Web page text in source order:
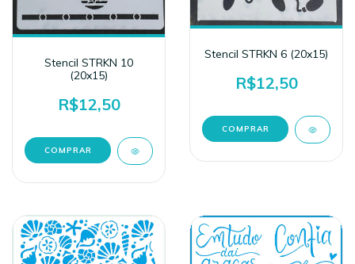
Stencil STRKN 10
(20x15)
R$12,50
Stencil STRKN 6 (20x15)
R$12,50